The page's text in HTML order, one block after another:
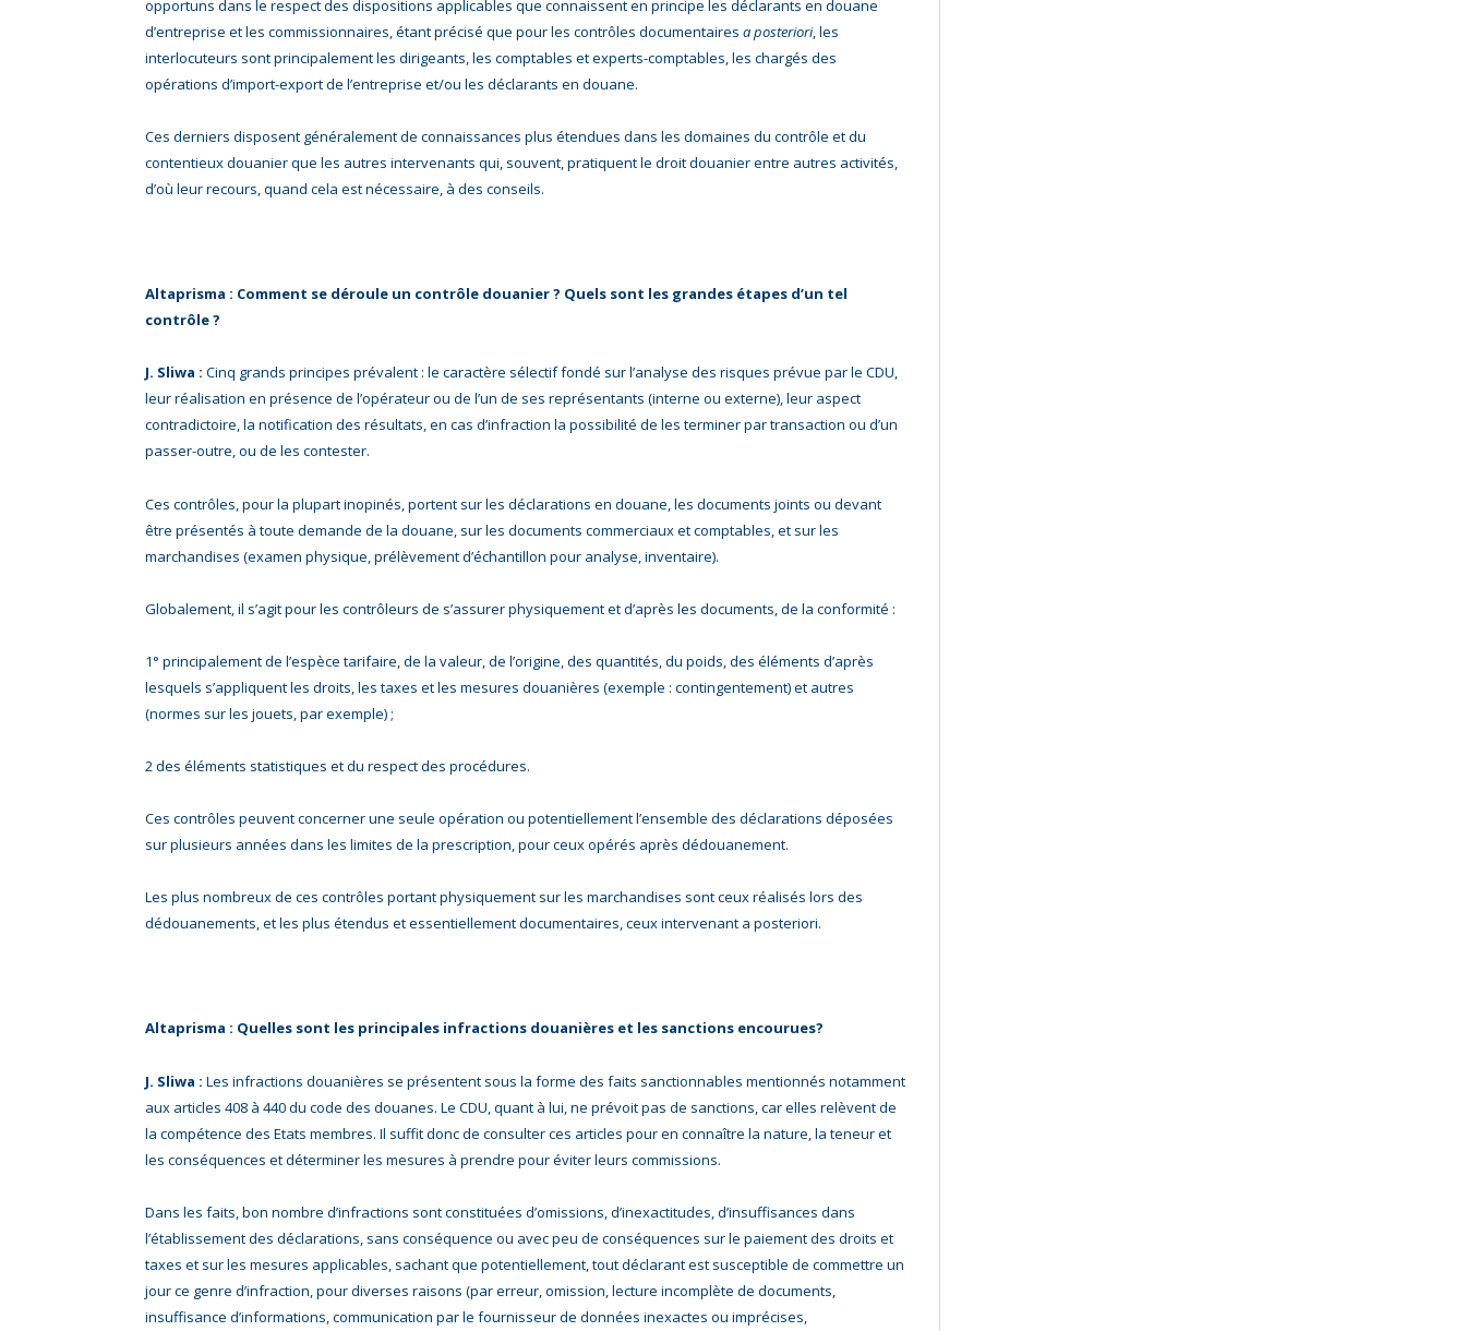
opportuns dans le respect des dispositions applicables que connaissent en principe les déclarants en douane
d’entreprise et les commissionnaires, étant précisé que pour les contrôles documentaires a posteriori, les
interlocuteurs sont principalement les dirigeants, les comptables et experts-comptables, les chargés des
opérations d’import-export de l’entreprise et/ou les déclarants en douane.
Ces derniers disposent généralement de connaissances plus étendues dans les domaines du contrôle et du
contentieux douanier que les autres intervenants qui, souvent, pratiquent le droit douanier entre autres activités,
d’où leur recours, quand cela est nécessaire, à des conseils.
Altaprisma : Comment se déroule un contrôle douanier ? Quels sont les grandes étapes d’un tel
contrôle ?
J. Sliwa : Cinq grands principes prévalent : le caractère sélectif fondé sur l’analyse des risques prévue par le CDU,
leur réalisation en présence de l’opérateur ou de l’un de ses représentants (interne ou externe), leur aspect
contradictoire, la notification des résultats, en cas d’infraction la possibilité de les terminer par transaction ou d’un
passer-outre, ou de les contester.
Ces contrôles, pour la plupart inopinés, portent sur les déclarations en douane, les documents joints ou devant
être présentés à toute demande de la douane, sur les documents commerciaux et comptables, et sur les
marchandises (examen physique, prélèvement d’échantillon pour analyse, inventaire).
Globalement, il s’agit pour les contrôleurs de s’assurer physiquement et d’après les documents, de la conformité :
1° principalement de l’espèce tarifaire, de la valeur, de l’origine, des quantités, du poids, des éléments d’après
lesquels s’appliquent les droits, les taxes et les mesures douanières (exemple : contingentement) et autres
(normes sur les jouets, par exemple) ;
2 des éléments statistiques et du respect des procédures.
Ces contrôles peuvent concerner une seule opération ou potentiellement l’ensemble des déclarations déposées
sur plusieurs années dans les limites de la prescription, pour ceux opérés après dédouanement.
Les plus nombreux de ces contrôles portant physiquement sur les marchandises sont ceux réalisés lors des
dédouanements, et les plus étendus et essentiellement documentaires, ceux intervenant a posteriori.
Altaprisma : Quelles sont les principales infractions douanières et les sanctions encourues?
J. Sliwa : Les infractions douanières se présentent sous la forme des faits sanctionnables mentionnés notamment
aux articles 408 à 440 du code des douanes. Le CDU, quant à lui, ne prévoit pas de sanctions, car elles relèvent de
la compétence des Etats membres. Il suffit donc de consulter ces articles pour en connaître la nature, la teneur et
les conséquences et déterminer les mesures à prendre pour éviter leurs commissions.
Dans les faits, bon nombre d’infractions sont constituées d’omissions, d’inexactitudes, d’insuffisances dans
l’établissement des déclarations, sans conséquence ou avec peu de conséquences sur le paiement des droits et
taxes et sur les mesures applicables, sachant que potentiellement, tout déclarant est susceptible de commettre un
jour ce genre d’infraction, pour diverses raisons (par erreur, omission, lecture incomplète de documents,
insuffisance d’informations, communication par le fournisseur de données inexactes ou imprécises,